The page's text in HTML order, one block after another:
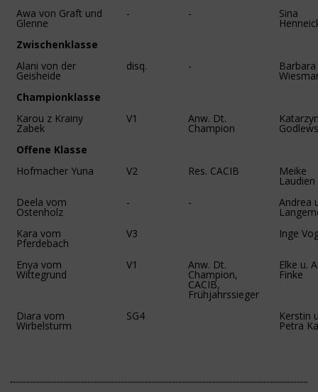
Awa von Graft und
Glenne
- - Sina
Zwischenklasse
Alani von der
Geisheide
disq. - Barbara
Championklasse
Karou z Krainy
Zabek
V1 Anw. Dt.
Champion
Offene Klasse
Hofmacher Yuna
V2 Res. CACIB Meike
Laudien
Deela vom
Ostenholz
- - Andrea
Kara vom
Pferdebach
V3 Inge
Enya vom
Wittegrund
V1 Anw. Dt.
Champion,
CACIB,
Frühjahrssieger
Elke u.
Finke
Diara vom
Wirbelsturm
SG4 Kerstin
Petra